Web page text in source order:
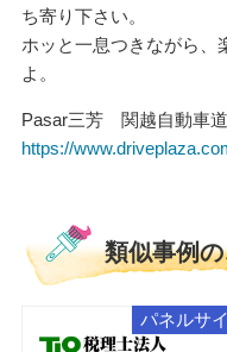
ち寄り下さい。
ホッと一息つきながら、
よ。
Pasar三芳 関越自動車
https://
類似事例
パネルサ